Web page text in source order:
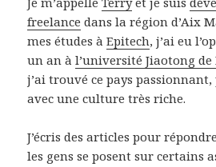
freelance dans la région d’Aix
mes études àEpitech, j’ai eu
un an àl’université Jiaotong
j’ai trouvé ce pays
avec une culture très riche.
J’écris des articles pour
les gens se posent sur certains